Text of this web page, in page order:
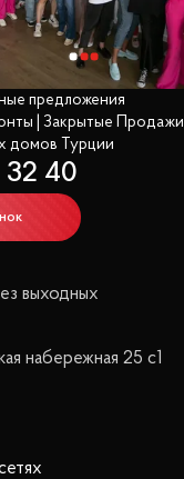
предложения
| Закрытые Продажи
домов Турции
32 40
выходных
набережная 25 с1